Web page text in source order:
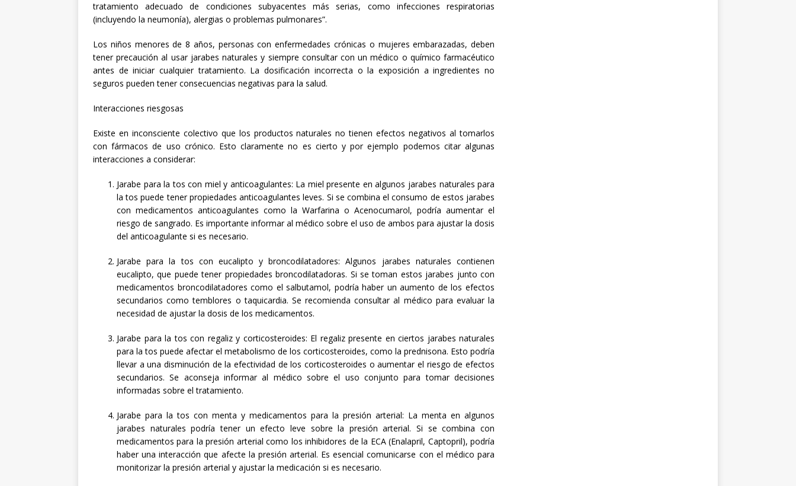
tratamiento adecuado de condiciones subyacentes más serias, como infecciones respiratorias
(incluyendo la neumonía), alergias o problemas pulmonares”.
Los niños menores de 8 años, personas con enfermedades crónicas o mujeres embarazadas, deben
tener precaución al usar jarabes naturales y siempre consultar con un médico o químico farmacéutico
antes de iniciar cualquier tratamiento. La dosificación incorrecta o la exposición a ingredientes no
seguros pueden tener consecuencias negativas para la salud.
Interacciones riesgosas
Existe en inconsciente colectivo que los productos naturales no tienen efectos negativos al tomarlos
con fármacos de uso crónico. Esto claramente no es cierto y por ejemplo podemos citar algunas
interacciones a considerar:
Jarabe para la tos con miel y anticoagulantes: La miel presente en algunos jarabes naturales para
la tos puede tener propiedades anticoagulantes leves. Si se combina el consumo de estos jarabes
con medicamentos anticoagulantes como la Warfarina o Acenocumarol, podría aumentar el
riesgo de sangrado. Es importante informar al médico sobre el uso de ambos para ajustar la dosis
del anticoagulante si es necesario.
Jarabe para la tos con eucalipto y broncodilatadores: Algunos jarabes naturales contienen
eucalipto, que puede tener propiedades broncodilatadoras. Si se toman estos jarabes junto con
medicamentos broncodilatadores como el salbutamol, podría haber un aumento de los efectos
secundarios como temblores o taquicardia. Se recomienda consultar al médico para evaluar la
necesidad de ajustar la dosis de los medicamentos.
Jarabe para la tos con regaliz y corticosteroides: El regaliz presente en ciertos jarabes naturales
para la tos puede afectar el metabolismo de los corticosteroides, como la prednisona. Esto podría
llevar a una disminución de la efectividad de los corticosteroides o aumentar el riesgo de efectos
secundarios. Se aconseja informar al médico sobre el uso conjunto para tomar decisiones
informadas sobre el tratamiento.
Jarabe para la tos con menta y medicamentos para la presión arterial: La menta en algunos
jarabes naturales podría tener un efecto leve sobre la presión arterial. Si se combina con
medicamentos para la presión arterial como los inhibidores de la ECA (Enalapril, Captopril), podría
haber una interacción que afecte la presión arterial. Es esencial comunicarse con el médico para
monitorizar la presión arterial y ajustar la medicación si es necesario.